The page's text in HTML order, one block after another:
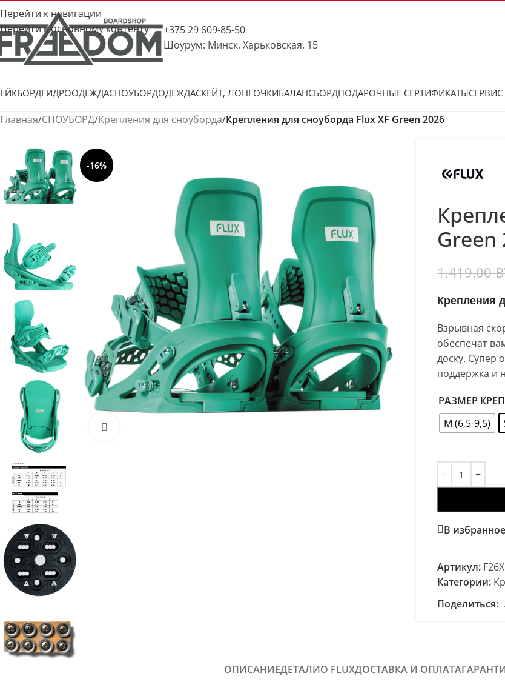
Перейти к навигации
Перейти к основному контенту
+375 29 609-85-50
Шоурум: Минск, Харьковская, 15
ГИДРООДЕЖДАСНОУБОРДОДЕЖДАСКЕЙТ, ЛОНГОЧКИБАЛАНСБОРДПОДАРОЧНЫЕ СЕРТИФИКАТЫСЕРВИС
Главная/СНОУБОРД/Крепления для сноуборда/Крепления для сноуборда Flux XF Green 2026
-16%
Green
1,419.00
Крепления
Взрывная
обеспечат
доску. Супер
поддержка и
РАЗМЕР
M (6,5-9,5)
В избранное
Артикул:
Категории:
Поделиться:
ОПИСАНИЕДЕТАЛИО FLUXДОСТАВКА И ОПЛАТА